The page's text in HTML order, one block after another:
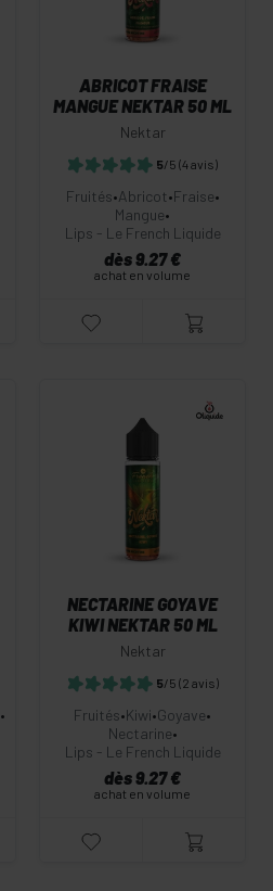
ABRICOT FRAISE
MANGUE NEKTAR 50 ML
Nektar
5/5 (4 avis)
Fruités•Abricot•Fraise•
Mangue•
Lips - Le French Liquide
dès 9.27 €
achat en volume
•
NECTARINE GOYAVE
KIWI NEKTAR 50 ML
Nektar
5/5 (2 avis)
Fruités•Kiwi•Goyave•
Nectarine•
Lips - Le French Liquide
dès 9.27 €
achat en volume